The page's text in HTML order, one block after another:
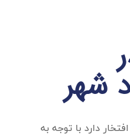
شهر
افتخار دارد با توجه به